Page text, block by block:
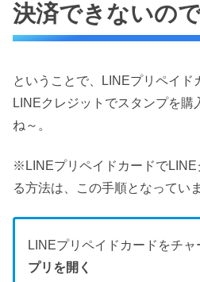
決済できないの
ということで、LINEプリペイド
LINEクレジットでスタンプを購
ね～。
※LINEプリペイドカードでLINE
る方法は、この手順となっていま
LINEプリペイドカードをチ
プリを開く